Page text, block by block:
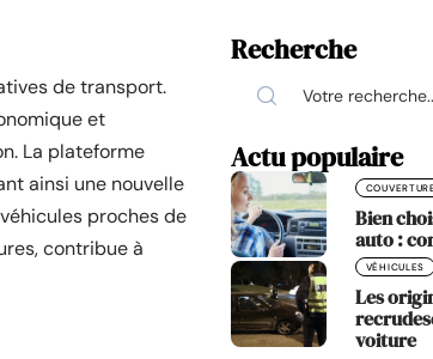
de transport.
et
La plateforme
ainsi une nouvelle
proches de
contribue à
Recherche
Actu populaire
COUVERTURE
Bien
auto :
VÉHICULES
Les
voiture